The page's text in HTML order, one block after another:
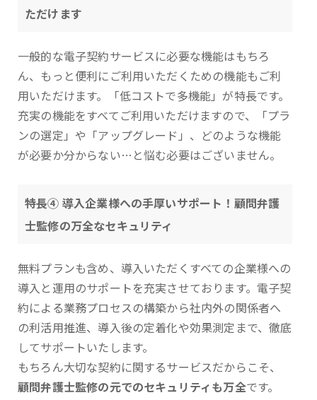
ただけます
一般的な電子契約サービスに必要な機能はもちろ
ん、もっと便利にご利用いただくための機能もご利
用いただけます。「低コストで多機能」が特長です。
充実の機能をすべてご利用いただけますので、「プラ
ンの選定」や「アップグレード」、どのような機能
が必要か分からない…と悩む必要はございません。
特長④ 導入企業様への手厚いサポート！顧問弁護
士監修の万全なセキュリティ
無料プランも含め、導入いただくすべての企業様への
導入と運用のサポートを充実させております。電子契
約による業務プロセスの構築から社内外の関係者へ
の利活用推進、導入後の定着化や効果測定まで、徹底
してサポートいたします。
もちろん大切な契約に関するサービスだからこそ、
顧問弁護士監修の元でのセキュリティも万全です。